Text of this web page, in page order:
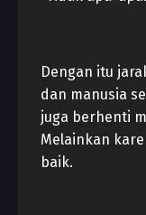
Dengan itu
dan manusia
juga berhenti
Melainkan
baik.